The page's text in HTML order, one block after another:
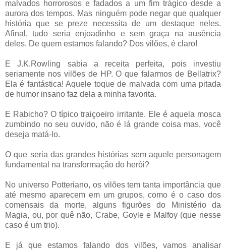
malvados horrorosos e fadados a um fim trágico desde a
aurora dos tempos. Mas ninguém pode negar que qualquer
história que se preze necessita de um destaque neles.
Afinal, tudo seria enjoadinho e sem graça na ausência
deles. De quem estamos falando? Dos vilões, é claro!
E J.K.Rowling sabia a receita perfeita, pois investiu
seriamente nos vilões de HP. O que falarmos de Bellatrix?
Ela é fantástica! Aquele toque de malvada com uma pitada
de humor insano faz dela a minha favorita.
E Rabicho? O típico traiçoeiro irritante. Ele é aquela mosca
zumbindo no seu ouvido, não é lá grande coisa mas, você
deseja matá-lo.
O que seria das grandes histórias sem aquele personagem
fundamental na transformação do herói?
No universo Potteriano, os vilões tem tanta importância que
até mesmo aparecem em um grupos, como é o caso dos
comensais da morte, alguns figurões do Ministério da
Magia, ou, por quê não, Crabe, Goyle e Malfoy (que nesse
caso é um trio).
E já que estamos falando dos vilões, vamos analisar